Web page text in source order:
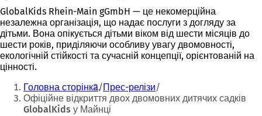
GlobalKids Rhein-Main gGmbH — це некомерційна
незалежна організація, що надає послуги з догляду за
дітьми. Вона опікується дітьми віком від шести місяців до
шести років, приділяючи особливу увагу двомовності,
екологічній стійкості та сучасній концепції, орієнтованій на
цінності.
Ти
тут:
Головна сторінка Прес-релізи
Офіційне відкриття двох двомовних дитячих садків
GlobalKids у Майнці